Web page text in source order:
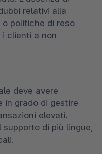
relativi alla
politiche di reso
clienti a non
deve avere
in grado di gestire
elevati.
di più lingue,